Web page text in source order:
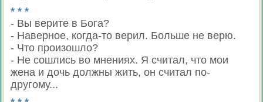
* * *
- Вы верите в Бога?
- Наверное, когда-то верил. Больше не верю.
- Что произошло?
- Не сошлись во мнениях. Я считал, что мои
жена и дочь должны жить, он считал по-
другому...